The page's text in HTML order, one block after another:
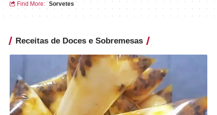
Find More: Sorvetes
Receitas de Doces e Sobremesas